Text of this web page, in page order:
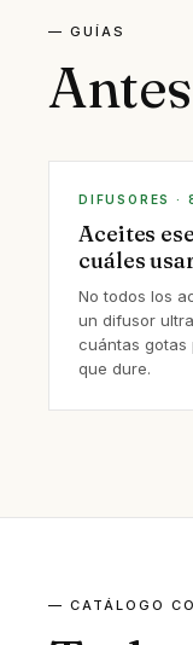
— GUÍAS
DIFUSORES ·
Aceites
cuáles
No todos los
un difusor
cuántas gotas
que dure.
— CATÁLOGO